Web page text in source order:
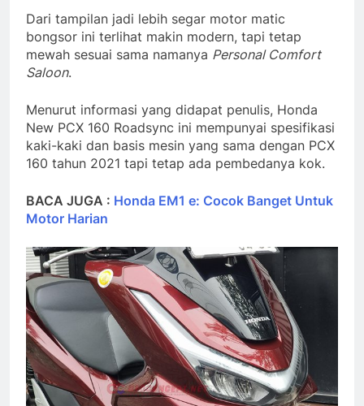
Dari tampilan jadi lebih segar motor matic
bongsor ini terlihat makin modern, tapi tetap
mewah sesuai sama namanya Personal Comfort
Saloon.
Menurut informasi yang didapat penulis, Honda
New PCX 160 Roadsync ini mempunyai spesifikasi
kaki-kaki dan basis mesin yang sama dengan PCX
160 tahun 2021 tapi tetap ada pembedanya kok.
BACA JUGA : Honda EM1 e: Cocok Banget Untuk
Motor Harian